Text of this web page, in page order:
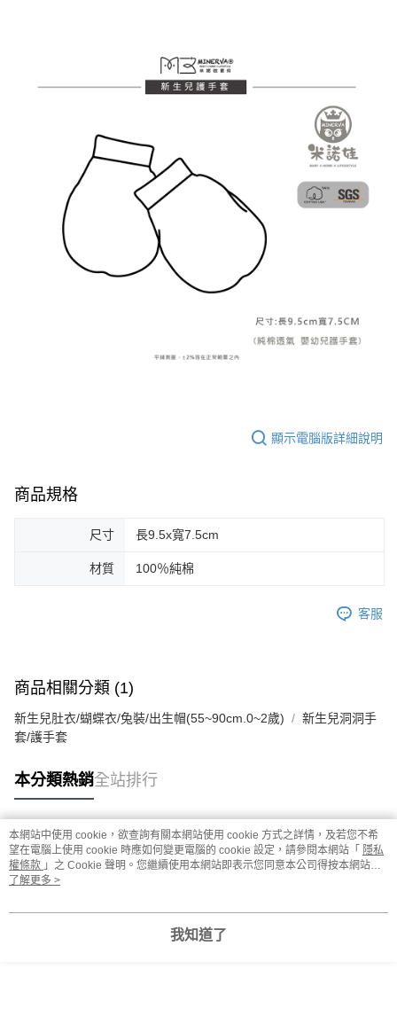
顯示電腦版詳細說明
商品規格
尺寸 長9.5x寬7.5cm
材質 100％純棉
客服
商品相關分類 (1)
新生兒肚衣/蝴蝶衣/兔裝/出生帽(55~90cm.0~2歲)
新生兒洞洞手
套/護手套
本分類熱銷全站排行
熱門標籤
本網站中使用 cookie，欲查詢有關本網站使用 cookie 方式之詳情，及若您不希
望在電腦上使用 cookie 時應如何變更電腦的 cookie 設定，請參閱本網站「 隱私
權條款 」之 Cookie 聲明。您繼續使用本網站即表示您同意本公司得按本網站使
用條款之 Cookie 聲明使用 cookie。
了解更多 >
我知道了